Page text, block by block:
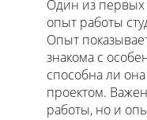
Один из первых
опыт работы
Опыт
знакома с
способна ли
проектом.
работы, но и